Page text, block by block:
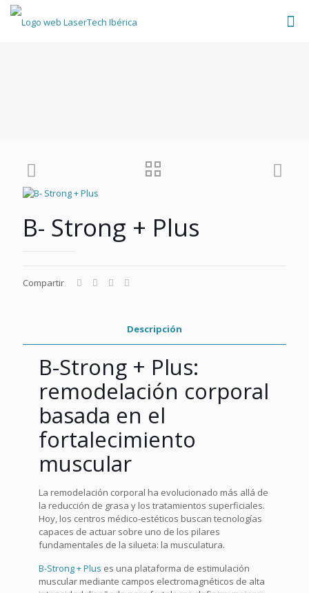
B- Strong + Plus
Compartir
Descripción
B-Strong + Plus:
remodelación corporal
basada en el
fortalecimiento
muscular
La remodelación corporal ha evolucionado más allá de
la reducción de grasa y los tratamientos superficiales.
Hoy, los centros médico-estéticos buscan tecnologías
capaces de actuar sobre uno de los pilares
fundamentales de la silueta: la musculatura.
B-Strong + Plus es una plataforma de estimulación
muscular mediante campos electromagnéticos de alta